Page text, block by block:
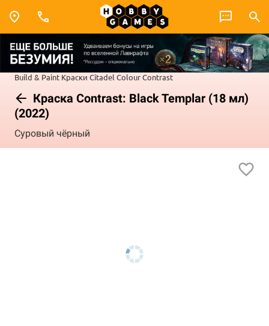
Build & Paint Краски Citadel ColourContrast
Краска Contrast: Black Templar (18 мл)
(2022)
Суровый чёрный